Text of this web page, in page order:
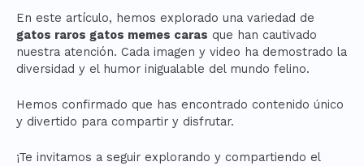
En este artículo, hemos explorado una variedad de
gatos raros gatos memes caras que han cautivado
nuestra atención. Cada imagen y video ha demostrado la
diversidad y el humor inigualable del mundo felino.
Hemos confirmado que has encontrado contenido único
y divertido para compartir y disfrutar.
¡Te invitamos a seguir explorando y compartiendo el